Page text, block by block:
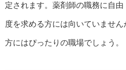
定されます。薬剤師の職務に自由
度を求める方には向いていませ
方にはぴったりの職場でしょう。